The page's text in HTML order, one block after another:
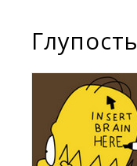
Глупость